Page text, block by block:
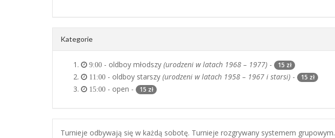
Kategorie
9:00 - oldboy młodszy (urodzeni w latach 1968 – 1977) - 15 zł
11:00 - oldboy starszy (urodzeni w latach 1958 – 1967 i starsi) - 15 zł
15:00 - open - 15 zł
Turnieje odbywają się w każdą sobotę. Turnieje rozgrywany systemem grupowym.